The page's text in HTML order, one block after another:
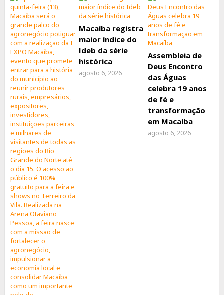
Macaíba registra
maior índice do
Ideb da série
histórica
agosto 6, 2026
Assembleia de
Deus Encontro
das Águas
celebra 19 anos
de fé e
transformação
em Macaíba
agosto 6, 2026